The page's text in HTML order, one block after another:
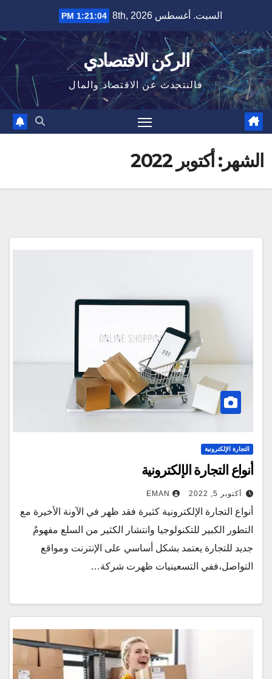
content
السبت. أغسطس 8th, 2026 1:21:04 PM
الركن الاقتصادي
فالنتحدث عن الاقتصاد والمال
الشهر: أكتوبر 2022
التجارة الإلكترونية
أنواع التجارة الإلكترونية
أكتوبر 5, 2022 EMAN
أنواع التجارة الإلكترونية كثيرة فقد ظهر في الآونة الأخيرة مع
التطور الكبير للتكنولوجيا وانتشار الكثير من السلع مفهومٌ
جديد للتجارة يعتمد بشكل أساسي على الإنترنت ومواقع
التواصل،ففي التسعينيات ظهرت شركة…